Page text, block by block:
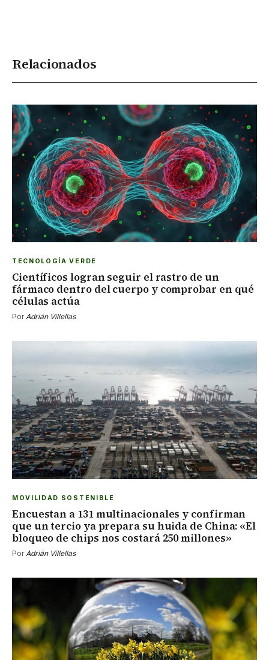
Relacionados
TECNOLOGÍA VERDE
Científicos logran seguir el rastro de un
fármaco dentro del cuerpo y comprobar en qué
células actúa
PorAdrián Villellas
MOVILIDAD SOSTENIBLE
Encuestan a 131 multinacionales y confirman
que un tercio ya prepara su huida de China: «El
bloqueo de chips nos costará 250 millones»
Por Adrián Villellas